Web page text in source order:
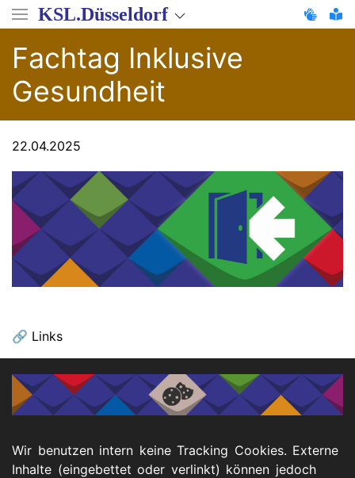
Direkt
zum
Inhalt
KSL.Düsseldorf
Fachtag Inklusive
Gesundheit
22.04.2025
🔗 Links
Weitere Informationen und Anmeldung
Footer Barrierefreiheitserklärung
Wir benutzen intern keine Tracking Cookies. Externe
Inhalte (eingebettet oder verlinkt) können jedoch